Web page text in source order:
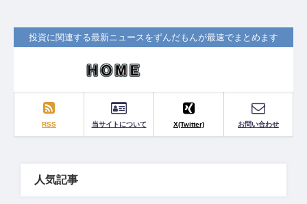
投資に関連する最新ニュースをずんだもんが最速でまとめます
RSS 当サイトについて X(Twitter) お問い合わせ
人気記事